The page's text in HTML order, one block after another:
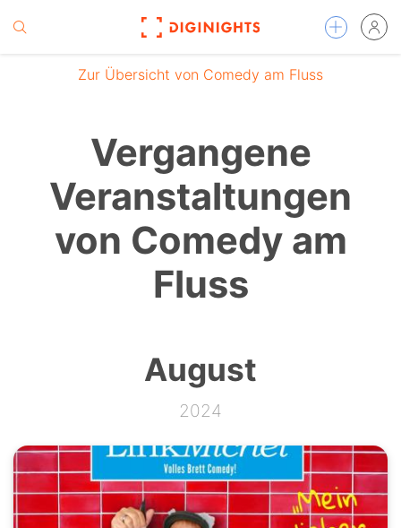
Zur Übersicht von Comedy am Fluss
Vergangene
Veranstaltungen
von Comedy am
Fluss
August
2024